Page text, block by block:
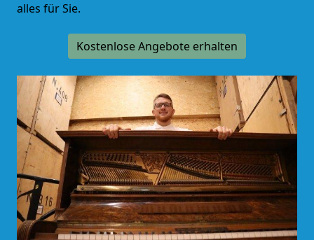
alles für Sie.
Kostenlose Angebote erhalten